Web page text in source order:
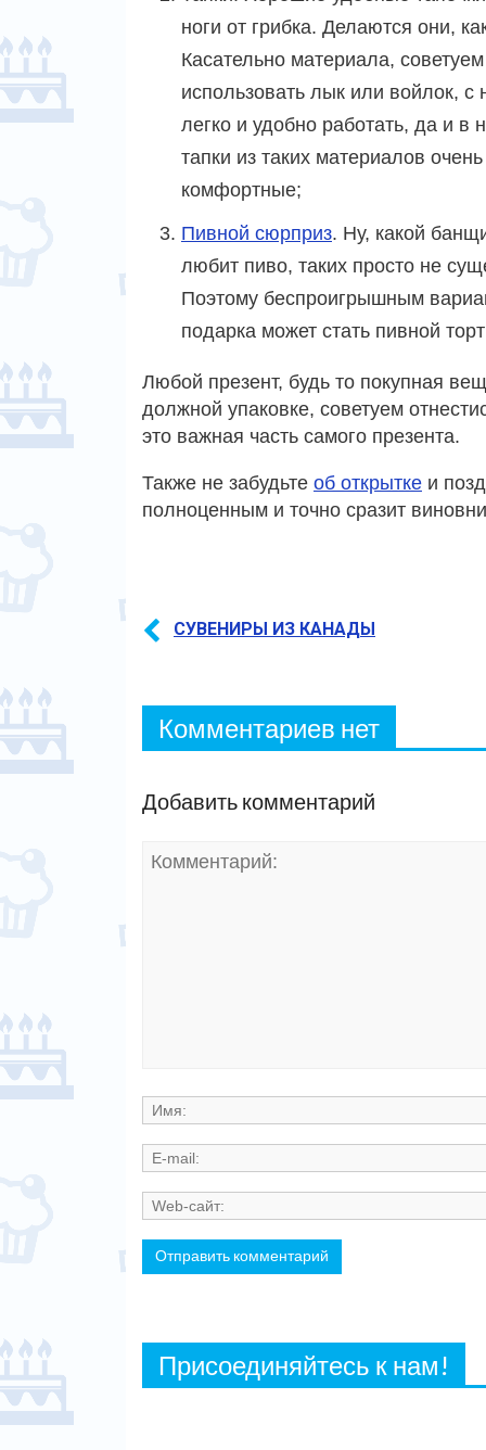
ноги от грибка. Делаются они,
Касательно материала, советуем
использовать лык или войлок, с
легко и удобно работать, да и в
тапки из таких материалов очень
комфортные;
Пивной сюрприз. Ну, какой
любит пиво, таких просто не
Поэтому беспроигрышным
подарка может стать пивной
Любой презент, будь то покупная
должной упаковке, советуем
это важная часть самого презента.
Также не забудьте об открытке и
полноценным и точно сразит
СУВЕНИРЫ ИЗ КАНАДЫ
Комментариев нет
Добавить комментарий
Присоединяйтесь к нам!